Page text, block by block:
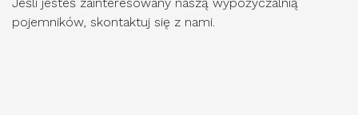
pojemników, skontaktuj się z nami.